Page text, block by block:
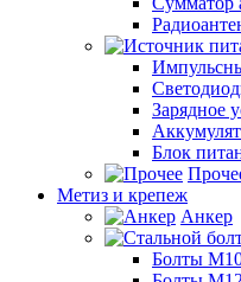
Зарядное
Блок
Метиз и крепеж
Анкер
Болты